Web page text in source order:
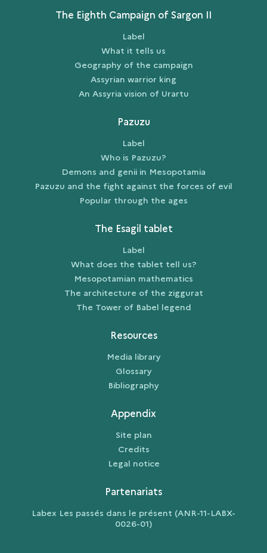
The Eighth Campaign of Sargon II
Label
What it tells us
Geography of the campaign
Assyrian warrior king
An Assyria vision of Urartu
Pazuzu
Label
Who is Pazuzu?
Demons and genii in Mesopotamia
Pazuzu and the fight against the forces of evil
Popular through the ages
The Esagil tablet
Label
What does the tablet tell us?
Mesopotamian mathematics
The architecture of the ziggurat
The Tower of Babel legend
Resources
Media library
Glossary
Bibliography
Appendix
Site plan
Credits
Legal notice
Partenariats
Labex Les passés dans le présent (ANR-11-LABX-
0026-01)